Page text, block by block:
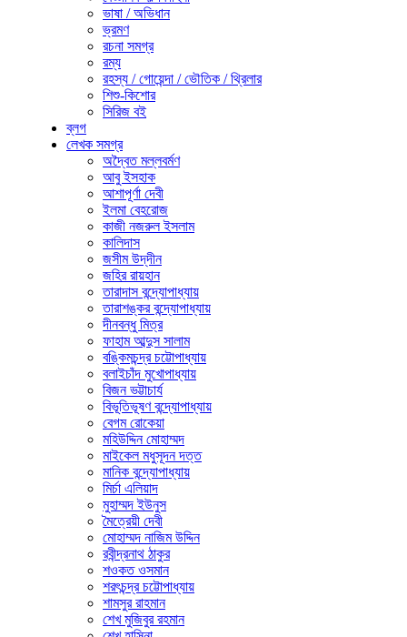
ভাষা / অভিধান
ভ্রমণ
রচনা সমগ্র
রম্য
রহস্য / গোয়েন্দা / ভৌতিক / থ্রিলার
শিশু-কিশোর
সিরিজ বই
ব্লগ
লেখক সমগ্র
অদ্বৈত মল্লবর্মণ
আবু ইসহাক
আশাপূর্ণা দেবী
ইলমা বেহরোজ
কাজী নজরুল ইসলাম
কালিদাস
জসীম উদ্‌দীন
জহির রায়হান
তারাদাস বন্দ্যোপাধ্যায়
তারাশঙ্কর বন্দ্যোপাধ্যায়
দীনবন্ধু মিত্র
ফাহাম আব্দুস সালাম
বঙ্কিমচন্দ্র চট্টোপাধ্যায়
বলাইচাঁদ মুখোপাধ্যায়
বিজন ভট্টাচার্য
বিভূতিভূষণ বন্দ্যোপাধ্যায়
বেগম রোকেয়া
মহিউদ্দিন মোহাম্মদ
মাইকেল মধুসূদন দত্ত
মানিক বন্দ্যোপাধ্যায়
মির্চা এলিয়াদ
মুহাম্মদ ইউনুস
মৈত্রেয়ী দেবী
মোহাম্মদ নাজিম উদ্দিন
রবীন্দ্রনাথ ঠাকুর
শওকত ওসমান
শরৎচন্দ্র চট্টোপাধ্যায়
শামসুর রাহমান
শেখ মুজিবুর রহমান